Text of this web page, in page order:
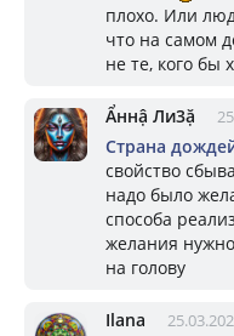
плохо. Или
что на самом
не те, кого бы
Ẩннậ Ли3ặ
Страна
свойство
надо было
способа
желания
на голову
Ilana